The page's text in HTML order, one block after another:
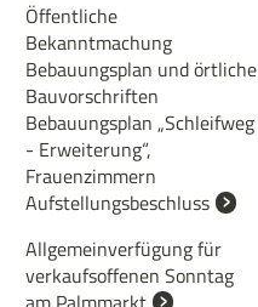
Öffentliche
Bekanntmachung
Bebauungsplan und örtliche
Bauvorschriften
Bebauungsplan „Schleifweg
- Erweiterung“,
Frauenzimmern
Aufstellungsbeschluss
Allgemeinverfügung für
verkaufsoffenen Sonntag